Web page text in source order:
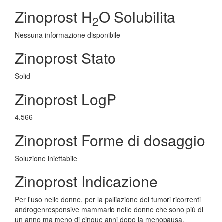
Zinoprost H2O Solubilita
Nessuna informazione disponibile
Zinoprost Stato
Solid
Zinoprost LogP
4.566
Zinoprost Forme di dosaggio
Soluzione iniettabile
Zinoprost Indicazione
Per l'uso nelle donne, per la palliazione dei tumori ricorrenti
androgenresponsive mammario nelle donne che sono più di
un anno ma meno di cinque anni dopo la menopausa.